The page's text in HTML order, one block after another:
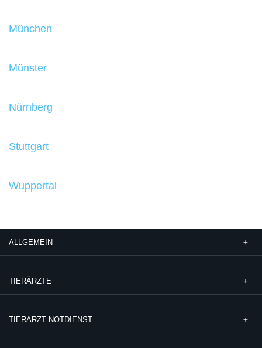
München
Münster
Nürnberg
Stuttgart
Wuppertal
ALLGEMEIN
TIERÄRZTE
TIERARZT NOTDIENST